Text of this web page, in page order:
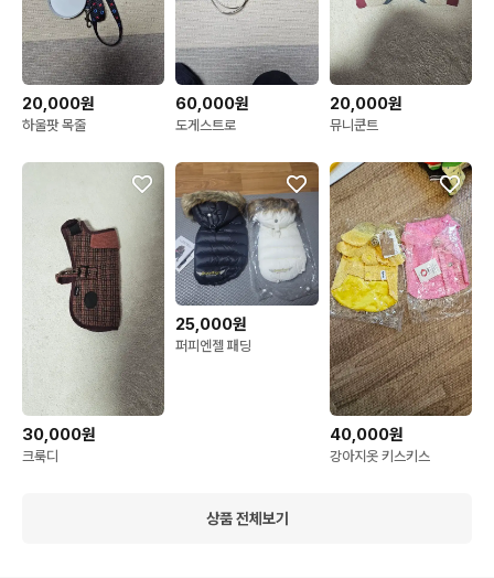
20,000원
하울팟 목줄
60,000원
도게스트로
20,000원
뮤니쿤트
30,000원
크룩디
25,000원
퍼피엔젤 패딩
40,000원
강아지옷 키스키스
상품 전체보기